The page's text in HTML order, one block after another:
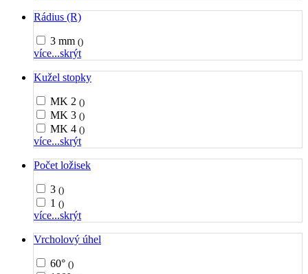
Rádius (R)
3 mm ()
více...skrýt
Kužel stopky
MK 2 ()
MK 3 ()
MK 4 ()
více...skrýt
Počet ložisek
3 ()
1 ()
více...skrýt
Vrcholový úhel
60° ()